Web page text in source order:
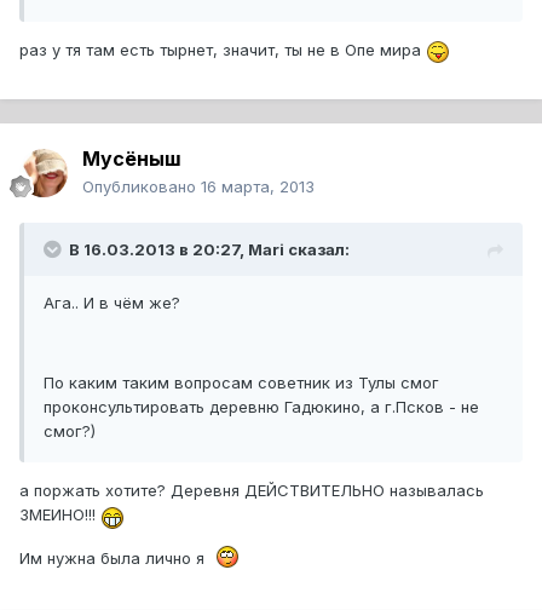
раз у тя там есть тырнет, значит, ты не в Опе мира
Мусёныш
Опубликовано 16 марта, 2013
В 16.03.2013 в 20:27, Mari сказал:
Ага.. И в чём же?
По каким таким вопросам советник из Тулы смог
проконсультировать деревню Гадюкино, а г.Псков - не
смог?)
а поржать хотите? Деревня ДЕЙСТВИТЕЛЬНО называлась
ЗМЕИНО!!!
Им нужна была лично я